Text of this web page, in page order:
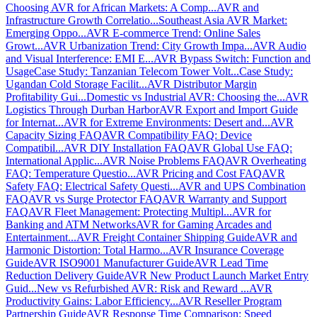
Choosing AVR for African Markets: A Comp...AVR and
Infrastructure Growth Correlatio...Southeast Asia AVR Market:
Emerging Oppo...AVR E-commerce Trend: Online Sales
Growt...AVR Urbanization Trend: City Growth Impa...AVR Audio
and Visual Interference: EMI E...AVR Bypass Switch: Function and
UsageCase Study: Tanzanian Telecom Tower Volt...Case Study:
Ugandan Cold Storage Facilit...AVR Distributor Margin
Profitability Gui...Domestic vs Industrial AVR: Choosing the...AVR
Logistics Through Durban HarborAVR Export and Import Guide
for Internat...AVR for Extreme Environments: Desert and...AVR
Capacity Sizing FAQAVR Compatibility FAQ: Device
Compatibil...AVR DIY Installation FAQAVR Global Use FAQ:
International Applic...AVR Noise Problems FAQAVR Overheating
FAQ: Temperature Questio...AVR Pricing and Cost FAQAVR
Safety FAQ: Electrical Safety Questi...AVR and UPS Combination
FAQAVR vs Surge Protector FAQAVR Warranty and Support
FAQAVR Fleet Management: Protecting Multipl...AVR for
Banking and ATM NetworksAVR for Gaming Arcades and
Entertainment...AVR Freight Container Shipping GuideAVR and
Harmonic Distortion: Total Harmo...AVR Insurance Coverage
GuideAVR ISO9001 Manufacturer GuideAVR Lead Time
Reduction Delivery GuideAVR New Product Launch Market Entry
Guid...New vs Refurbished AVR: Risk and Reward ...AVR
Productivity Gains: Labor Efficiency...AVR Reseller Program
Partnership GuideAVR Response Time Comparison: Speed